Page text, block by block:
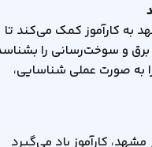
به کارآموز کمک می‌کند تا
برق و سوخت‌رسانی را
به صورت عملی شناسایی،
کارآموز یاد می‌گیرد